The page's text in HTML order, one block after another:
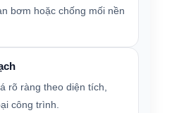
bơm hoặc chống mối nền
rõ ràng theo diện tích,
công trình.